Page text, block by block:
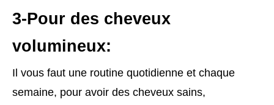
3-Pour des cheveux
volumineux:
Il vous faut une routine quotidienne et chaque
semaine, pour avoir des cheveux sains,